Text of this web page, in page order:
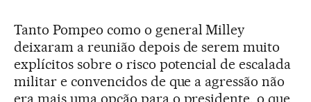
Tanto Pompeo como o general Milley
deixaram a reunião depois de serem muito
explícitos sobre o risco potencial de escalada
militar e convencidos de que a agressão não